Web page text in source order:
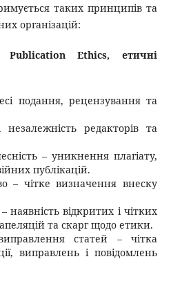
таких принципів та
організацій:
Ethics, етичні
подання, рецензування та
незалежність редакторів та
– уникнення плагіату,
публікацій.
– чітке визначення внеску
наявність відкритих і чітких
та скарг щодо етики.
статей – чітка
виправлень і повідомлень